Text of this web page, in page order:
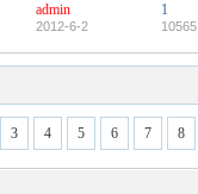
admin
2012-6-2
1
10565
3 4 5 6 7 8